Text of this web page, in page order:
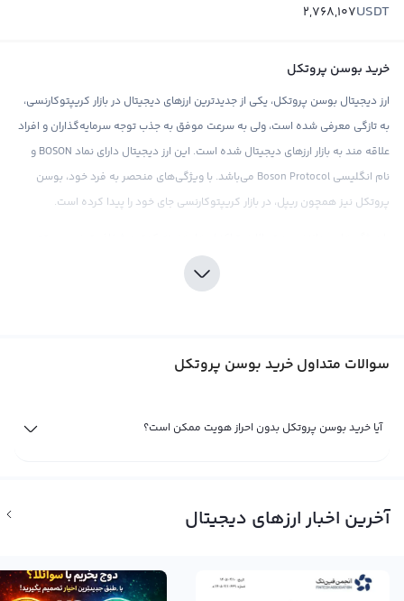
USDT
2,768,107
خرید بوسن پروتکل
ارز دیجیتال بوسن پروتکل، یکی از جدیدترین ارزهای دیجیتال در بازار کریپتوکارنسی،
به تازگی معرفی شده است، ولی به سرعت موفق به جذب توجه سرمایه‌گذاران و افراد
علاقه مند به بازار ارزهای دیجیتال شده است. این ارز دیجیتال دارای نماد BOSON و
نام انگلیسی Boson Protocol می‌باشد. با ویژگی‌های منحصر به فرد خود، بوسن
پروتکل نیز همچون ریپل، در بازار کریپتوکارنسی جای خود را پیدا کرده است.
خرید بوسن پروتکل می‌تواند جزئی از استراتژی‌های تنوع‌بخشی به سبد دارایی‌های
دیجیتال شما باشد. در صرافی ارز دیجیتال رابکس، شما می‌توانید با بهره وری بالا و
تحقیقات در بازار ارزهای دیجیتال است. با توجه به نوسانات قیمتی موجود در بازار
اهمیت بالایی دارد. در این راستا، صرافی رابکس ابزارهای تحلیلی و اطلاعات به روز بازار
دلیل، توصیه می‌شود قبل از سرمایه‌گذاری در این ارز دانش کافی درباره آن کسب
فروش بوسن پروتکل
سوالات متداول خرید بوسن پروتکل
آیا خرید بوسن پروتکل بدون احراز هویت ممکن است؟
آخرین اخبار ارزهای دیجیتال